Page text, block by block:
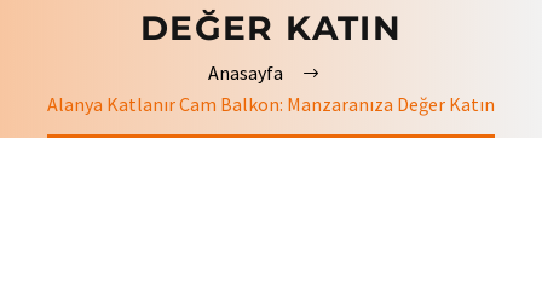
DEĞER KATIN
Anasayfa
Alanya Katlanır Cam Balkon: Manzaranıza Değer Katın